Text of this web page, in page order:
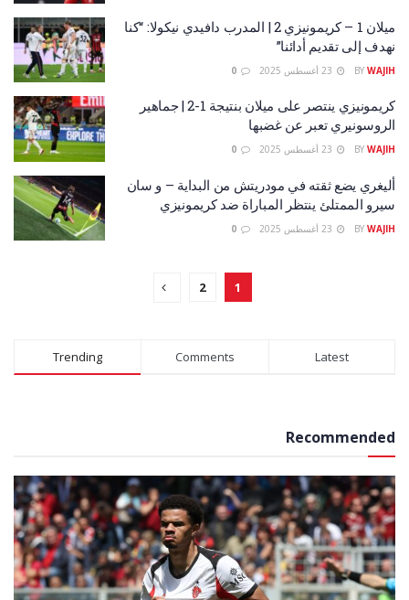
ميلان 1 – كريمونيزي 2 | المدرب دافيدي نيكولا: “كنا
نهدف إلى تقديم أدائنا”
BY WAJIH
كريمونيزي ينتصر على ميلان بنتيجة 1-2 | جماهير
الروسونيري تعبر عن غضبها
BY WAJIH
أليغري يضع ثقته في مودريتش من البداية – و سان
سيرو الممتلئ ينتظر المباراة ضد كريمونيزي
BY WAJIH
1
2
Trending Comments Latest
Recommended